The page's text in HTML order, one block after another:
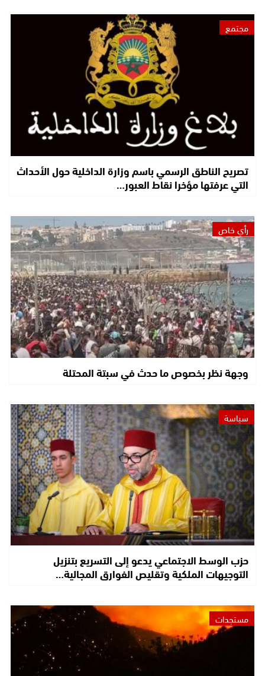
مجتمع
تصريح الناطق الرسمي باسم وزارة الداخلية حول الأحداث
التي عرفتها مؤخرا نقاط العبور…
رأي خاص
وجهة نظر بخصوص ما حدث في سبتة المحتلة
سياسة
حزب الوسط الاجتماعي يدعو إلى التسريع بتنزيل
التوجيهات الملكية وتقليص الفوارق المجالية…
مستجدات